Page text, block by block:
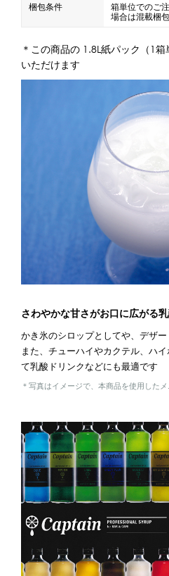
梱包条件
箱単位でのご
場合は混載梱
＊この商品の 1.8L紙パック（1箱
いただけます
さわやかな甘さがお口に広がる
かき氷のシロップとしてや、デザー
また、チューハイやカクテル、ハ
て乳酸ドリンクなどにも最適です
＊写真はイメージで、本商品を使用した